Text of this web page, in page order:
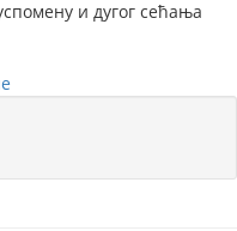
и дугог сећања